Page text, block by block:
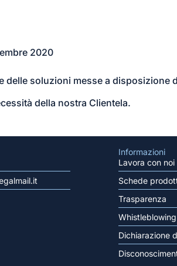
2020
soluzioni messe a disposizione
della nostra Clientela.
Informazioni
Lavora con noi
Schede
Trasparenza
Whistleblowing
Dichiarazione